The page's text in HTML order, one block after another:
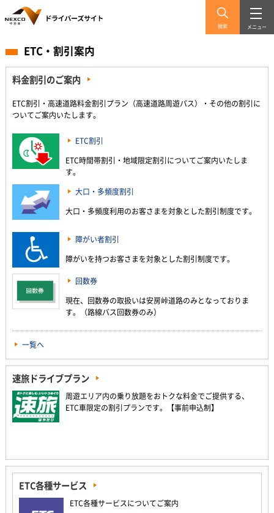
検索 メニュー
ETC・割引案内
料金割引のご案内
ETC割引・高速道路料金割引プラン（高速道路周遊パス）・その他の割引に
ついてご案内いたします。
ETC割引
ETC時間帯割引・地域限定割引についてご案内いたしま
す。
大口・多頻度割引
大口・多頻度利用のお客さまを対象とした割引制度です。
障がい者割引
障がいを持つお客さまを対象とした割引制度です。
回数券
現在、回数券の取扱いは安房峠道路のみとなっておりま
す。（路線バス回数券のみ）
一覧へ
速旅ドライブプラン
周遊エリア内の乗り放題をおトクな料金でご提供する、
ETC車限定の割引プランです。【事前申込制】
ETC各種サービス
ETC各種サービスについてご案内